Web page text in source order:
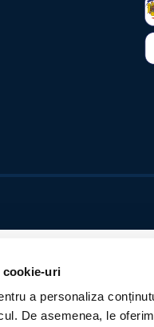
cookie-uri
a personaliza
De asemenea, le